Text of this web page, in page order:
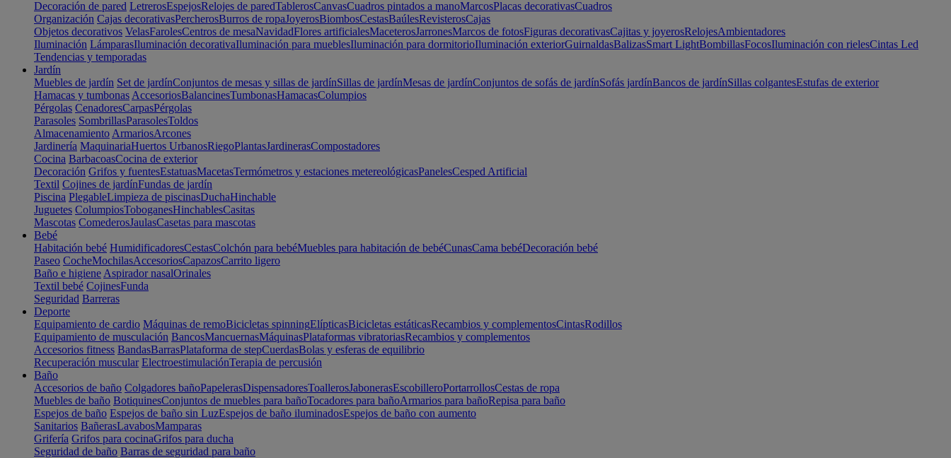
Decoración de pared LetrerosEspejosRelojes de paredTablerosCanvasCuadros pintados a manoMarcosPlacas decorativasCuadros
Organización Cajas decorativasPercherosBurros de ropaJoyerosBiombosCestasBaúlesRevisterosCajas
Objetos decorativos VelasFarolesCentros de mesaNavidadFlores artificialesMaceterosJarronesMarcos de fotosFiguras decorativasCajitas y joyerosRelojesAmbientadores
Iluminación LámparasIluminación decorativaIluminación para mueblesIluminación para dormitorioIluminación exteriorGuirnaldasBalizasSmart LightBombillasFocosIluminación con rielesCintas Led
Tendencias y temporadas
Jardín
Muebles de jardín Set de jardínConjuntos de mesas y sillas de jardínSillas de jardínMesas de jardínConjuntos de sofás de jardínSofás jardínBancos de jardínSillas colgantesEstufas de exterior
Hamacas y tumbonas AccesoriosBalancinesTumbonasHamacasColumpios
Pérgolas CenadoresCarpasPérgolas
Parasoles SombrillasParasolesToldos
Almacenamiento ArmariosArcones
Jardinería MaquinariaHuertos UrbanosRiegoPlantasJardinerasCompostadores
Cocina BarbacoasCocina de exterior
Decoración Grifos y fuentesEstatuasMacetasTermómetros y estaciones metereológicasPanelesCesped Artificial
Textil Cojines de jardínFundas de jardín
Piscina PlegableLimpieza de piscinasDuchaHinchable
Juguetes ColumpiosToboganesHinchablesCasitas
Mascotas ComederosJaulasCasetas para mascotas
Bebé
Habitación bebé HumidificadoresCestasColchón para bebéMuebles para habitación de bebéCunasCama bebéDecoración bebé
Paseo CocheMochilasAccesoriosCapazosCarrito ligero
Baño e higiene Aspirador nasalOrinales
Textil bebé CojinesFunda
Seguridad Barreras
Deporte
Equipamiento de cardio Máquinas de remoBicicletas spinningElípticasBicicletas estáticasRecambios y complementosCintasRodillos
Equipamiento de musculación BancosMancuernasMáquinasPlataformas vibratoriasRecambios y complementos
Accesorios fitness BandasBarrasPlataforma de stepCuerdasBolas y esferas de equilibrio
Recuperación muscular ElectroestimulaciónTerapia de percusión
Baño
Accesorios de baño Colgadores bañoPapelerasDispensadoresToallerosJabonerasEscobilleroPortarrollosCestas de ropa
Muebles de baño BotiquinesConjuntos de muebles para bañoTocadores para bañoArmarios para bañoRepisa para baño
Espejos de baño Espejos de baño sin LuzEspejos de baño iluminadosEspejos de baño con aumento
Sanitarios BañerasLavabosMamparas
Grifería Grifos para cocinaGrifos para ducha
Seguridad de baño Barras de seguridad para baño